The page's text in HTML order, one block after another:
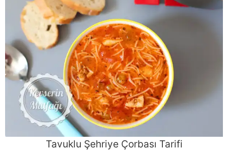
Tavuklu Şehriye Çorbası Tarifi